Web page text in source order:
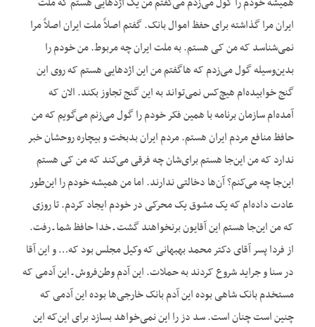
ایران مرا گذاشته برای حفظ اموال بانک. گفتم اصلاً ملت ایران اصلاً مرا
نمی‌شناسد که من کی هستم. به ملت ایران چه مربوط. من خودم را
بدین‌وسیله گول می‌زدم که ‌هاگفتم من این اژدهایی هستم که روی این
گنج خوابیده‌ام هیچ‌کس نمی‌تواند به این گنج تجاوز بکند. الان که
آمده‌ام سازمان برنامه با همین فکر خودم را گول می‌زنم می‌گویم که من
حافظ منافع مردم ایران هستم. مردم ایران بدبخت و بیچاره روحشان خبر
ندارد که من این‌جا هستم برای‌شان چه فرقی می‌کند که من کی هستم
این‌جا چه می‌کنم؟ آن‌ها دخالتی ندارند. اما من همیشه خودم را این‌طور
عادت داده‌ام که یک مشوق یک محرکی در خودم ایجاد کردم. تا روزی
که من این‌جا هستم این آقایون برنخواهند گشت ـ خدا حافظ شما ـ رفت.
از فردا پسر آقای دکتر محمد بهبهانی که وکیل مجلس بود که… و این آقا
در سنا و جراید شروع کردند به حملات. این آدم وطن‌فروش ـ این آدمی که
مستخدم بانک شاهی بوده این آدم بانک خارجی‌ها بوده این آدمی که
چنین است چنان است. سد دز را این نمی‌خواهد بسازد برای این‌که این